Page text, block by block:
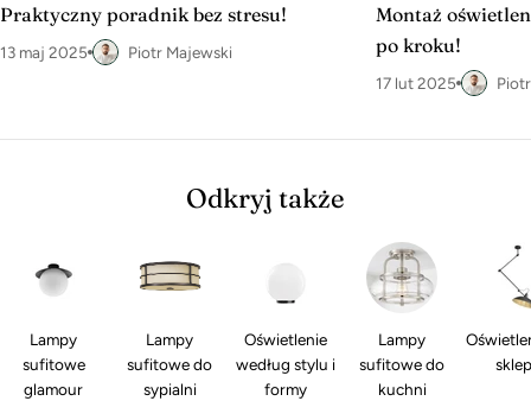
Praktyczny poradnik bez stresu!
13 maj 2025 Piotr Majewski
Montaż
po kroku!
17 lut 2025
Odkryj także
Lampy
sufitowe
glamour
Lampy
sufitowe do
sypialni
Oświetlenie
według stylu i
formy
Lampy
sufitowe do
kuchni